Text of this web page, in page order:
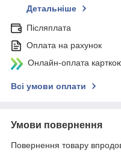
Детальніше
Післяплата
Оплата на рахунок
Онлайн-оплата
Всі умови оплати
Умови повернення
Повернення товару